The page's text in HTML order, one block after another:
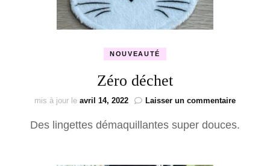
NOUVEAUTÉ
Zéro déchet
mis à jour le avril 14, 2022 Laisser un commentairesur
déchet
Des lingettes démaquillantes super douces.